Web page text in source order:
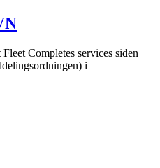
Completes services siden
i